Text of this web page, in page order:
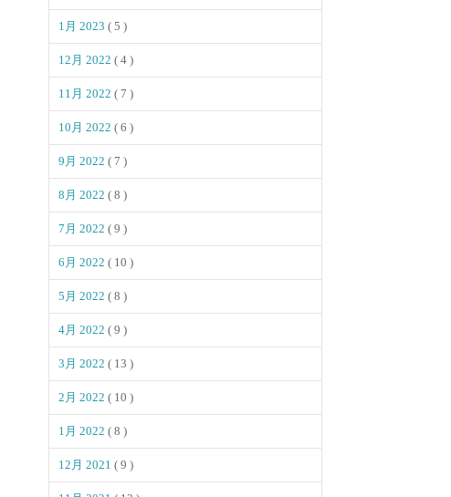
1月 2023 ( 5 )
12月 2022 ( 4 )
11月 2022 ( 7 )
10月 2022 ( 6 )
9月 2022 ( 7 )
8月 2022 ( 8 )
7月 2022 ( 9 )
6月 2022 ( 10 )
5月 2022 ( 8 )
4月 2022 ( 9 )
3月 2022 ( 13 )
2月 2022 ( 10 )
1月 2022 ( 8 )
12月 2021 ( 9 )